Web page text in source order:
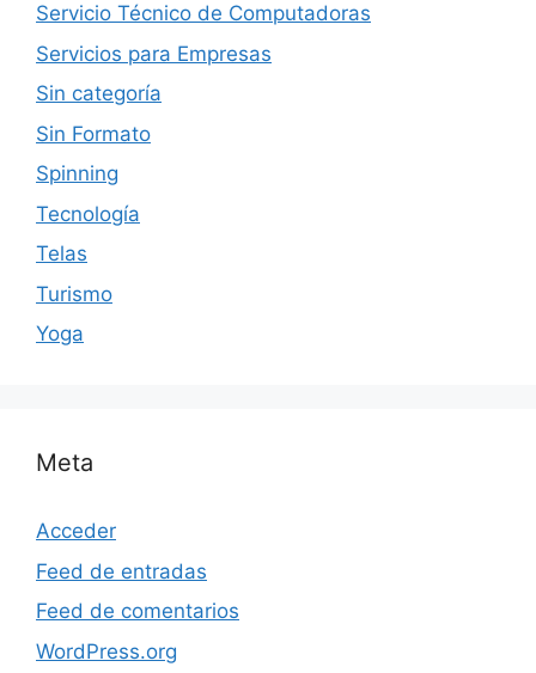
Servicio Técnico de Computadoras
Servicios para Empresas
Sin categoría
Sin Formato
Spinning
Tecnología
Telas
Turismo
Yoga
Meta
Acceder
Feed de entradas
Feed de comentarios
WordPress.org